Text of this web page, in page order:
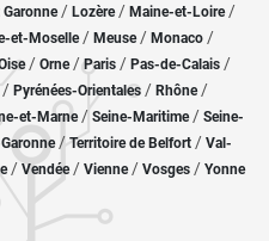
Garonne/ Lozère / Maine-et-Loire/
et-Moselle/ Meuse/ Monaco /
/ Orne/Paris / Pas-de-Calais /
/ Pyrénées-Orientales / Rhône/
et-Marne/ Seine-Maritime/ Seine-
/Territoire de Belfort / Val-
/ Vendée/ Vienne/ Vosges / Yonne